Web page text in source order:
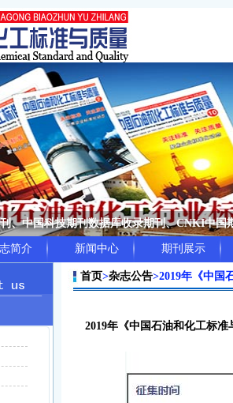
、中国科技期刊数据库收录期刊、CNKI中
简介 新闻中心 期刊展示
首页>杂志公告>2019年《中国
2019年《中国石油和化工标